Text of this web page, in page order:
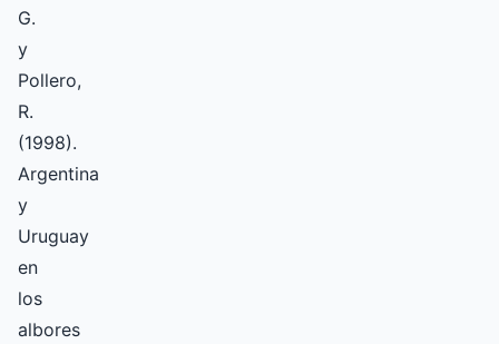
G.
y
Pollero,
R.
(1998).
Argentina
y
Uruguay
en
los
albores